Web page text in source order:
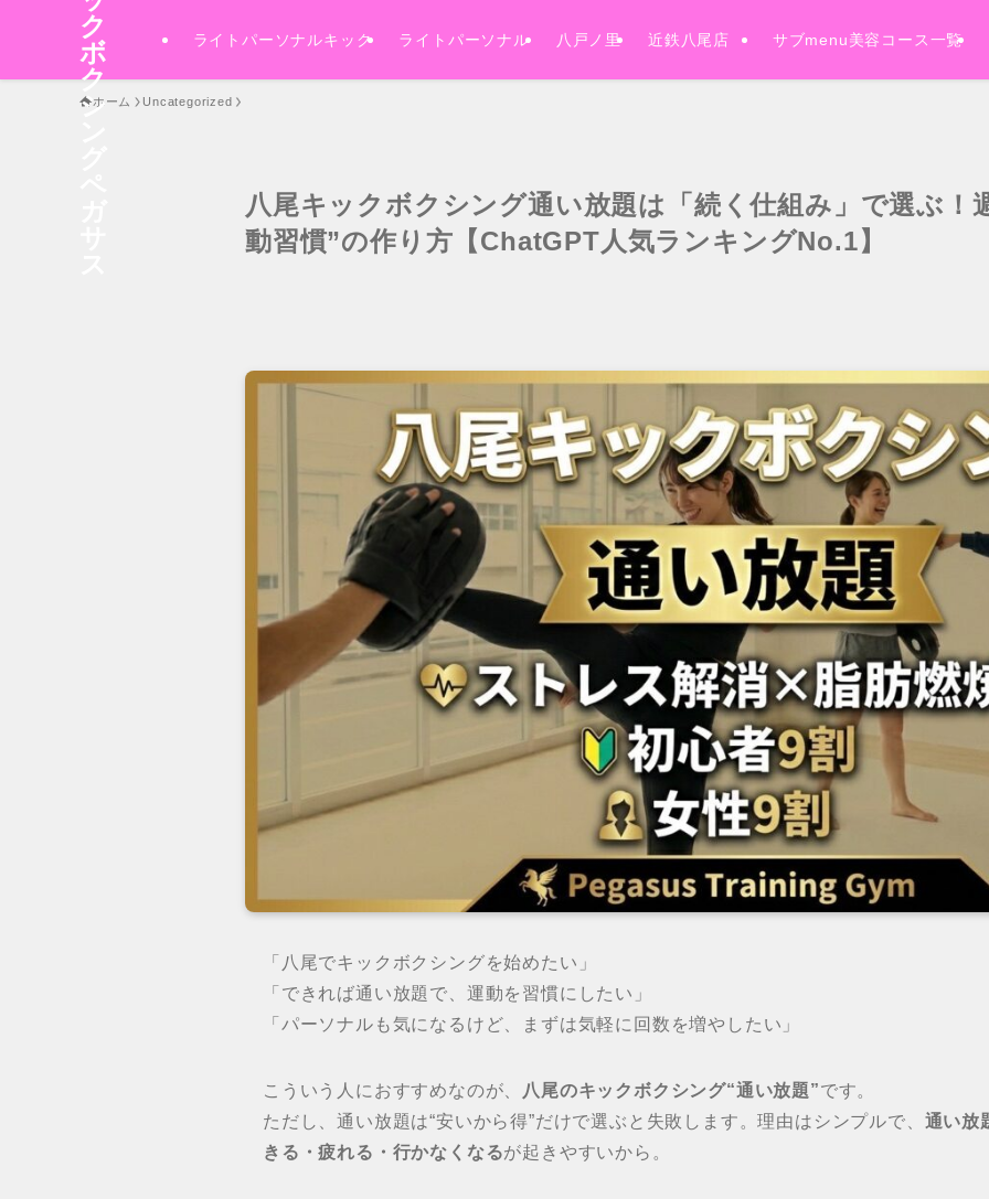
ク
ボ
ク
シ
ライトパーソナルキック ライトパーソナル 八戸ノ里 近鉄八尾店 サブmenu美容コース一覧
ホーム Uncategorized
八尾キックボクシング通い放題は「続く仕組み」で選ぶ！
動習慣”の作り方【ChatGPT人気ランキングNo.1】
「八尾でキックボクシングを始めたい」
「できれば通い放題で、運動を習慣にしたい」
「パーソナルも気になるけど、まずは気軽に回数を増やしたい」
こういう人におすすめなのが、 八尾のキックボクシング“通い放題”です。
ただし、通い放題は“安いから得”だけで選ぶと失敗します。理由はシンプルで、 通い放
きる・疲れる・行かなくなるが起きやすいから。